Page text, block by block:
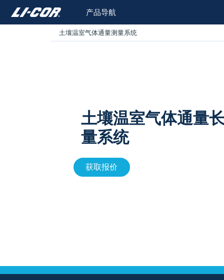
产品导航
土壤温室气体通量测量系统
土壤温室气体通量
量系统
获取报价